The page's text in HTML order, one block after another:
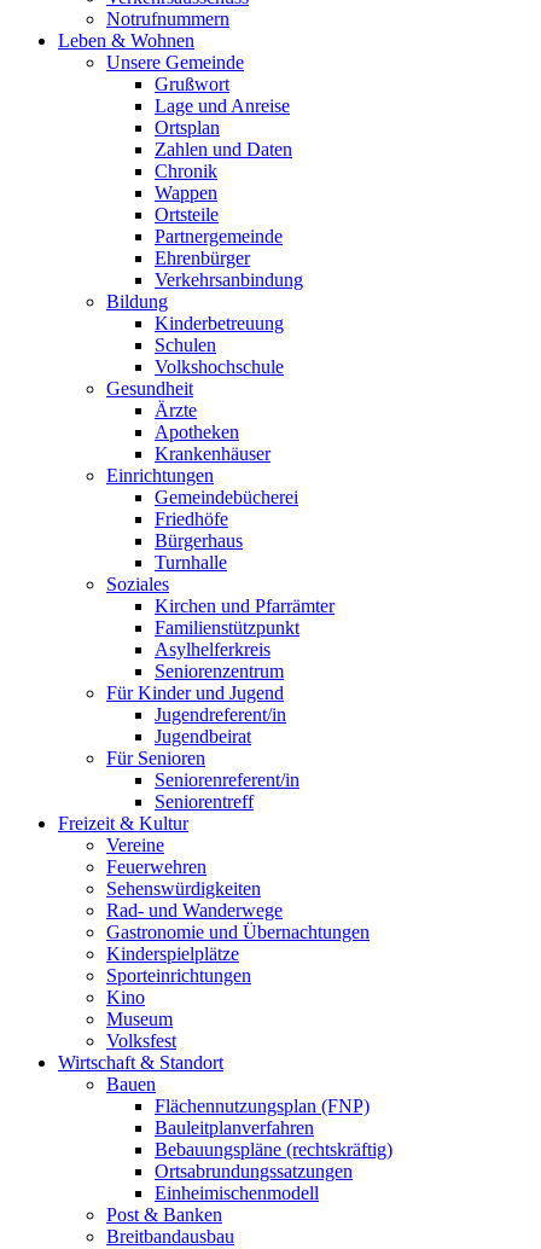
Notrufnummern
Leben & Wohnen
Unsere Gemeinde
Grußwort
Lage und Anreise
Ortsplan
Zahlen und Daten
Chronik
Wappen
Ortsteile
Partnergemeinde
Ehrenbürger
Verkehrsanbindung
Bildung
Kinderbetreuung
Schulen
Volkshochschule
Gesundheit
Ärzte
Apotheken
Krankenhäuser
Einrichtungen
Gemeindebücherei
Friedhöfe
Bürgerhaus
Turnhalle
Soziales
Kirchen und Pfarrämter
Familienstützpunkt
Asylhelferkreis
Seniorenzentrum
Für Kinder und Jugend
Jugendreferent/in
Jugendbeirat
Für Senioren
Seniorenreferent/in
Seniorentreff
Freizeit & Kultur
Vereine
Feuerwehren
Sehenswürdigkeiten
Rad- und Wanderwege
Gastronomie und Übernachtungen
Kinderspielplätze
Sporteinrichtungen
Kino
Museum
Volksfest
Wirtschaft & Standort
Bauen
Flächennutzungsplan (FNP)
Bauleitplanverfahren
Bebauungspläne (rechtskräftig)
Ortsabrundungssatzungen
Einheimischenmodell
Post & Banken
Breitbandausbau